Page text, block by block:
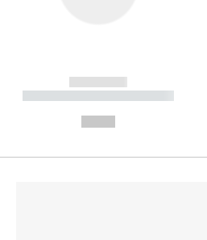
------------
----------- ----------- --------